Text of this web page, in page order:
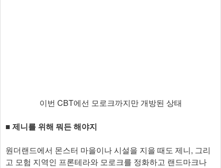
이번 CBT에선 모로크까지만 개방된 상태
■ 제니를 위해 뭐든 해야지
원더랜드에서 몬스터 마을이나 시설을 지을 때도 제니, 그리
고 모험 지역인 프론테라와 모로크를 정화하고 랜드마크나